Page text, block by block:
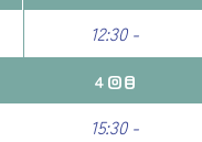
12:30 -
４回目
15:30 -